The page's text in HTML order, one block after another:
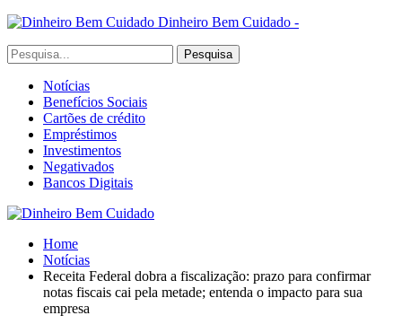
Dinheiro Bem Cuidado -
Notícias
Benefícios Sociais
Cartões de crédito
Empréstimos
Investimentos
Negativados
Bancos Digitais
Home
Notícias
Receita Federal dobra a fiscalização: prazo para confirmar
notas fiscais cai pela metade; entenda o impacto para sua
empresa